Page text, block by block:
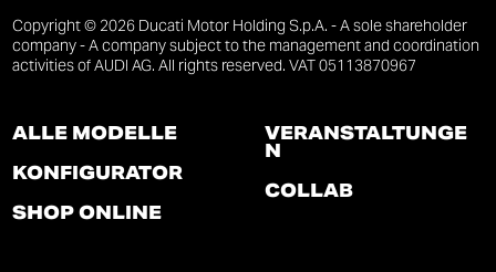
Copyright © 2026 Ducati Motor Holding S.p.A. - A sole shareholder
company - A company subject to the management and coordination
activities of AUDI AG. All rights reserved. VAT 05113870967
ALLE MODELLE
KONFIGURATOR
SHOP ONLINE
VERANSTALTUNGE
N
COLLAB